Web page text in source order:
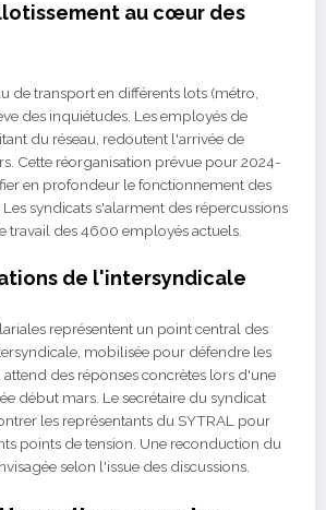
au cœur des
de transport en différents lots (métro,
des inquiétudes. Les employés de
du réseau, redoutent l'arrivée de
Cette réorganisation prévue pour 2024-
en profondeur le fonctionnement des
syndicats s'alarment des répercussions
travail des 4600 employés actuels.
de l'intersyndicale
représentent un point central des
mobilisée pour défendre les
attend des réponses concrètes lors d'une
début mars. Le secrétaire du syndicat
les représentants du SYTRAL pour
points de tension. Une reconduction du
selon l'issue des discussions.